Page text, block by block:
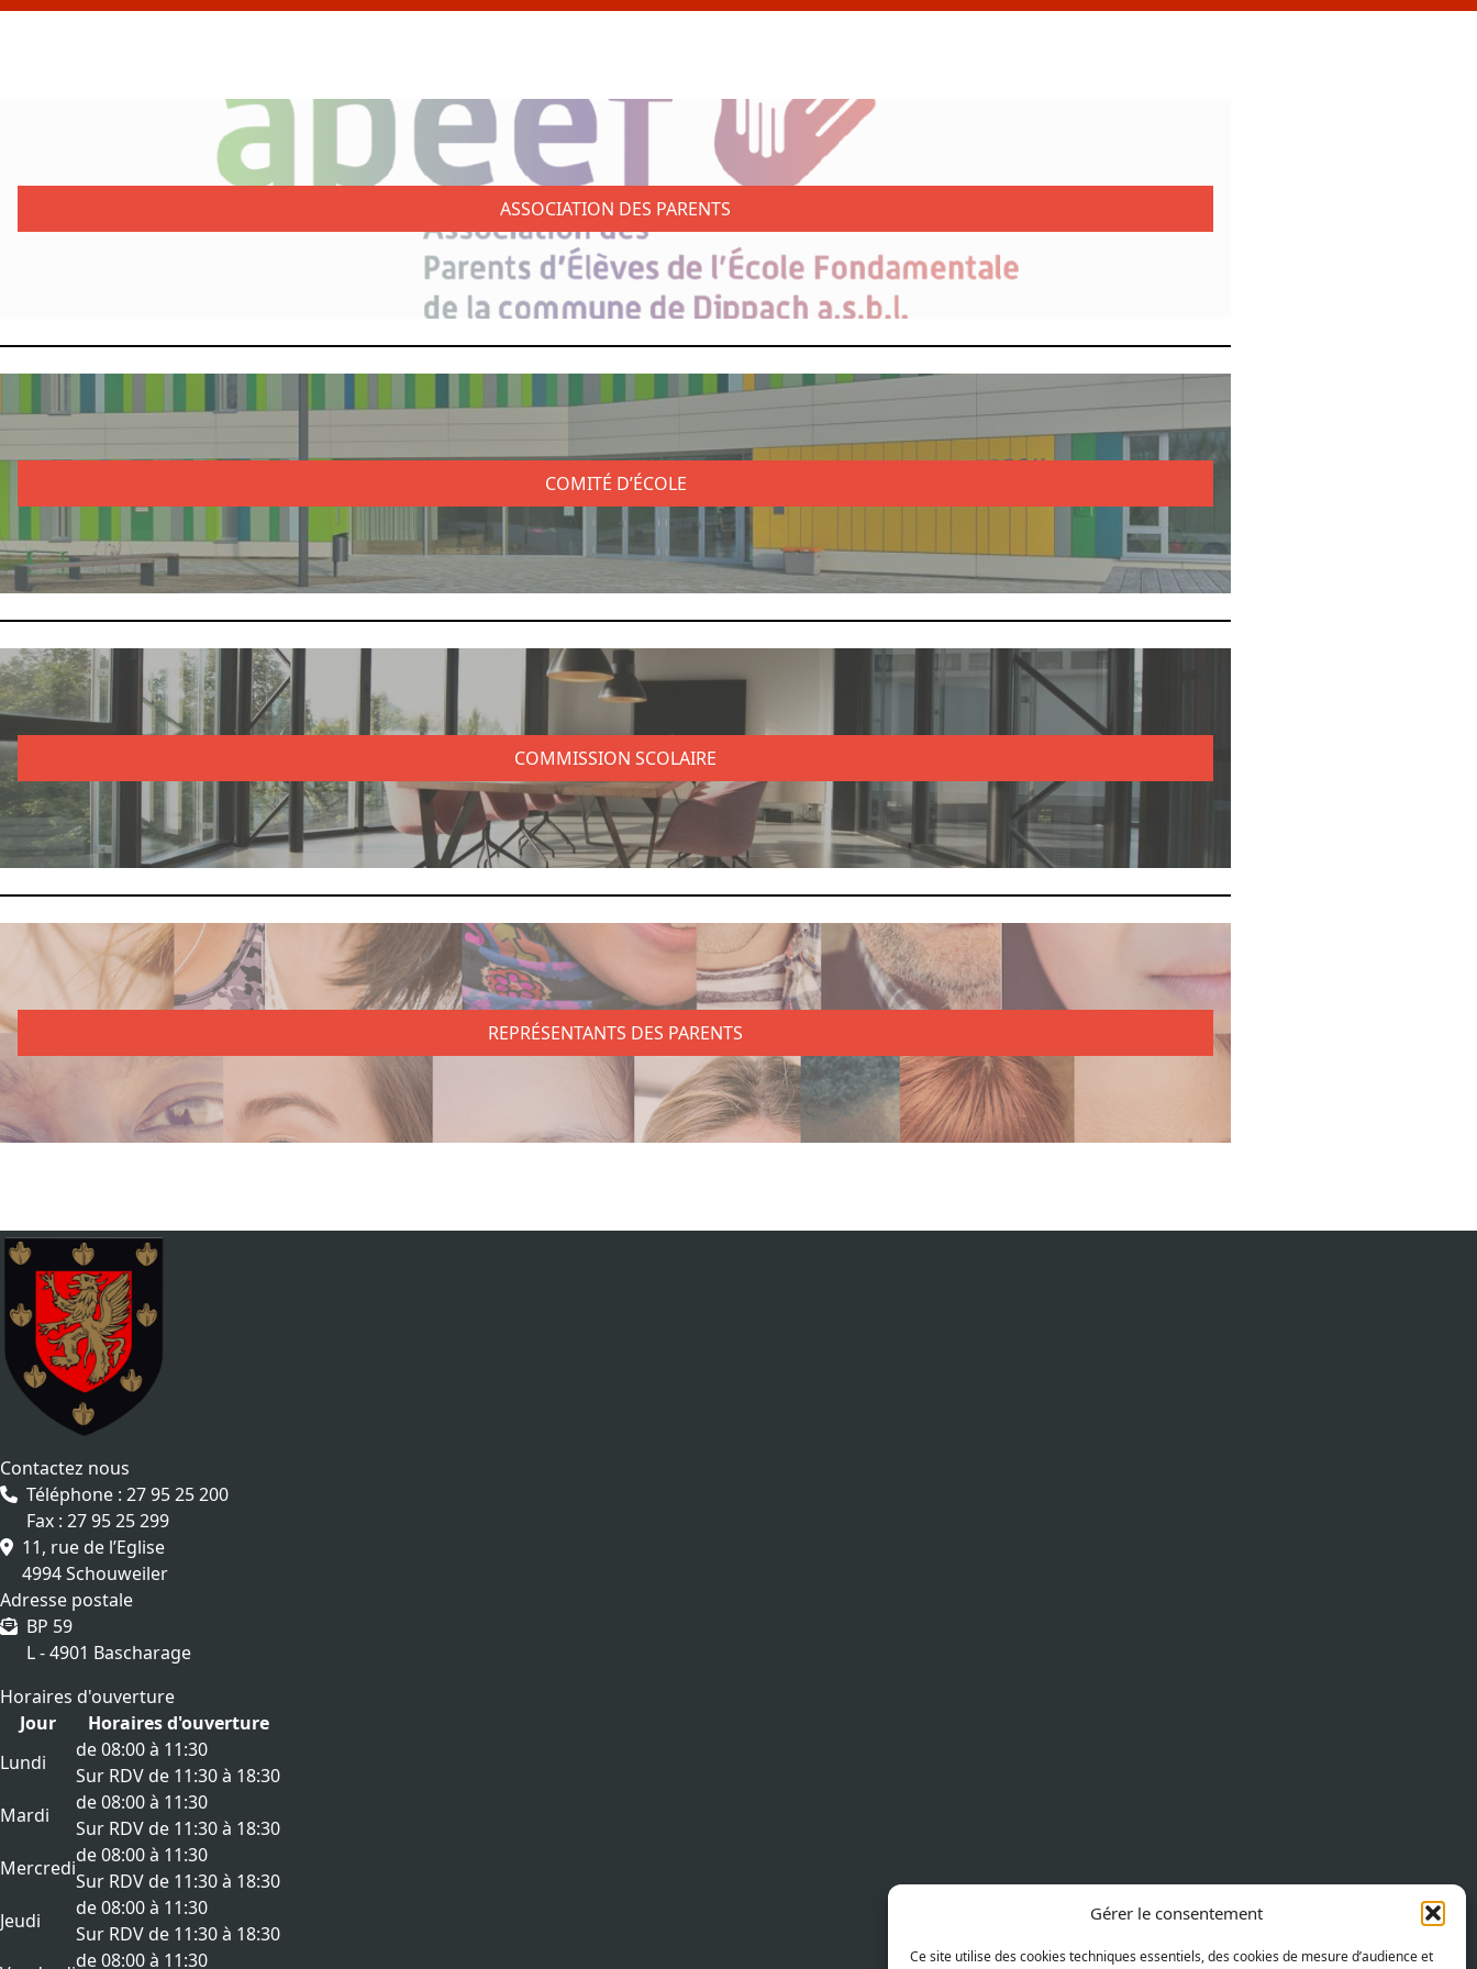
Gérer le consentement
Ce site utilise des cookies techniques essentiels, des cookies de mesure d’audience et
ASSOCIATION DES PARENTS
COMITÉ D’ÉCOLE
COMMISSION SCOLAIRE
REPRÉSENTANTS DES PARENTS
Contactez nous
Téléphone : 27 95 25 200
Fax : 27 95 25 299
11, rue de l’Eglise
4994 Schouweiler
Adresse postale
BP 59
L - 4901 Bascharage
Horaires d'ouverture
Jour
Horaires d'ouverture
Lundi
de 08:00 à 11:30
Sur RDV de 11:30 à 18:30
Mardi
de 08:00 à 11:30
Sur RDV de 11:30 à 18:30
Mercredi
de 08:00 à 11:30
Sur RDV de 11:30 à 18:30
Jeudi
de 08:00 à 11:30
Sur RDV de 11:30 à 18:30
de 08:00 à 11:30